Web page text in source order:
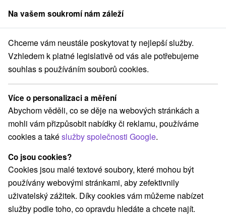
člen skupinySorger
Zdraví a odpočinek pro seniory v srdci Turca s maximem
Zdraví a odpočinek pro seniory v
srdci Turca s maximem benefitů za
výhodnou cenu
Lázeňský hotel Velká Fatra★★
★
Moderní Lázně Turčianské Teplice
Turčianske Teplice
Vybrat termín
Navigovat do místa
Na vašem soukromí nám záleží
Chceme vám neustále poskytovat ty nejlepší služby.
Vzhledem k platné legislativě od vás ale potřebujeme
souhlas s používáním souborů cookies.
Více o personalizaci a měření
Abychom věděli, co se děje na webových stránkách a
mohli vám přizpůsobit nabídky či reklamu, používáme
cookies a takéslužby společnosti Google.
Co jsou cookies?
Cookies jsou malé textové soubory, které mohou být
používány webovými stránkami, aby zefektivnily
uživatelský zážitek. Díky cookies vám můžeme nabízet
služby podle toho, co opravdu hledáte a chcete najít.